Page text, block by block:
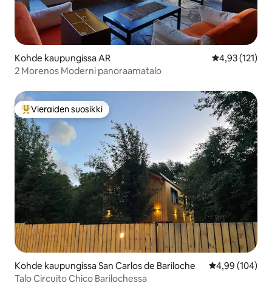
Kohde kaupungissa AR
4,93 (121)
2 Morenos Moderni panoraamatalo
Vieraiden suosikkien parhaimmistoa
Vieraiden suosikki
Kohde kaupungissa San Carlos de Bariloche
4,99 (104)
Talo Circuito Chico Barilochessa